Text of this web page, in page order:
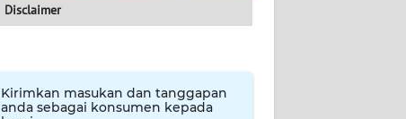
Disclaimer
Kirimkan masukan dan tanggapan
anda sebagai konsumen kepada